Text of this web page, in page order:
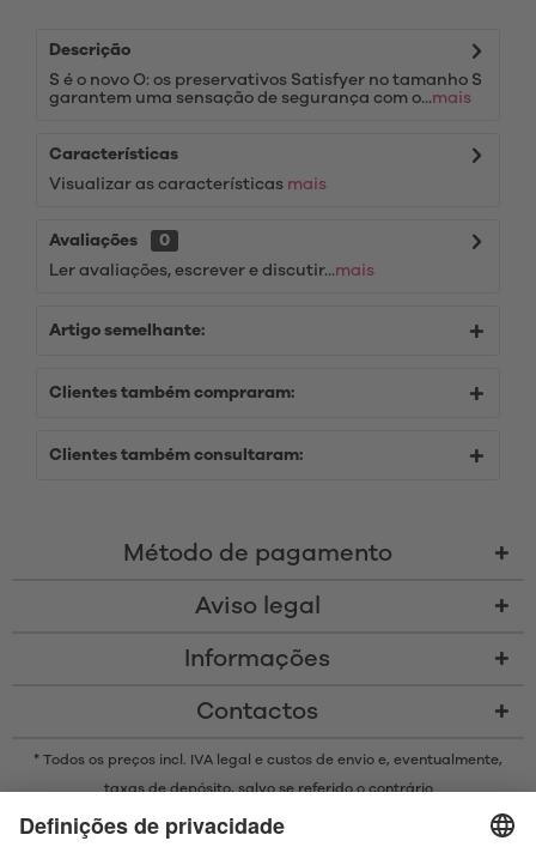
Descrição
S é o novo O: os preservativos Satisfyer no tamanho S
garantem uma sensação de segurança com o...mais
Características
Visualizar as características mais
Avaliações
0
Ler avaliações, escrever e discutir...mais
Artigo semelhante:
Clientes também compraram:
Clientes também consultaram:
Método de pagamento
Aviso legal
Informações
Contactos
* Todos os preços incl. IVA legal e custos de envio e, eventualmente,
taxas de depósito, salvo se referido o contrário
* A marca Bluetooth® e os logótipos são marcas registadas da